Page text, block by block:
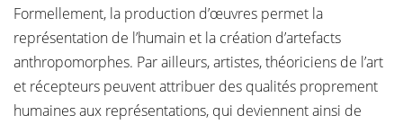
Formellement, la production d’œuvres permet la
représentation de l’humain et la création d’artefacts
anthropomorphes. Par ailleurs, artistes, théoriciens de l’art
et récepteurs peuvent attribuer des qualités proprement
humaines aux représentations, qui deviennent ainsi de